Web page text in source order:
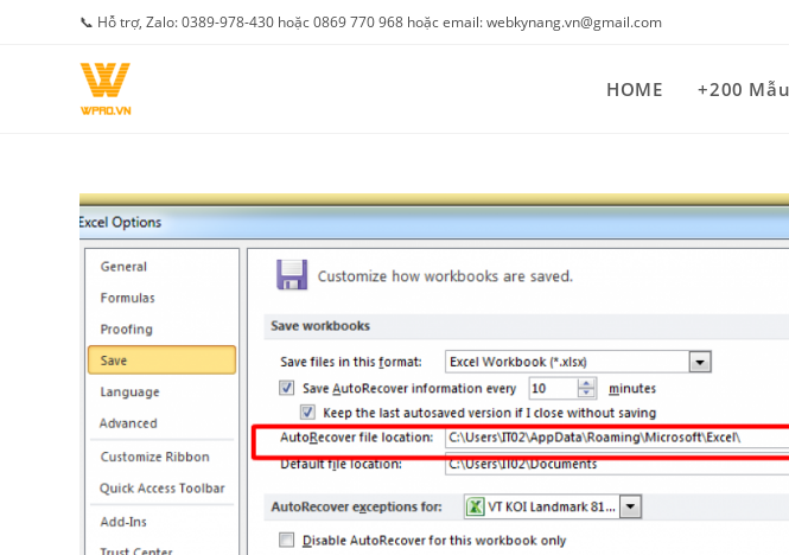
📞 Hỗ trợ, Zalo: 0389-978-430 hoặc 0869 770 968 hoặc email: webkynang.vn@gmail.com
HOME +200